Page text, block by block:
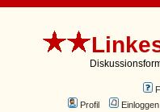
Profil